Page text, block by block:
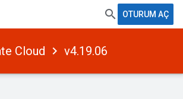
OTURUM AÇ
Cloud v4.19.06